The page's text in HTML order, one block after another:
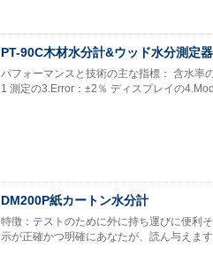
PT-90C木材水分計&ウッド水分測定器
パフォーマンスと技術の主な指標： 含水率
1 測定の3.Error：±2％ ディスプレイの
DM200P紙カートン水分計
特徴：テストのために外に持ち運びに便利
示が正確かつ明確にあなたが、読ん与えま